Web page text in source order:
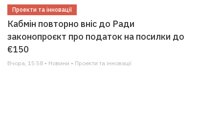
Проекти та інновації
Кабмін повторно вніс до Ради
законопроєкт про податок на посилки до
€150
Вчора, 15:58 • Новини • Проекти та інновації